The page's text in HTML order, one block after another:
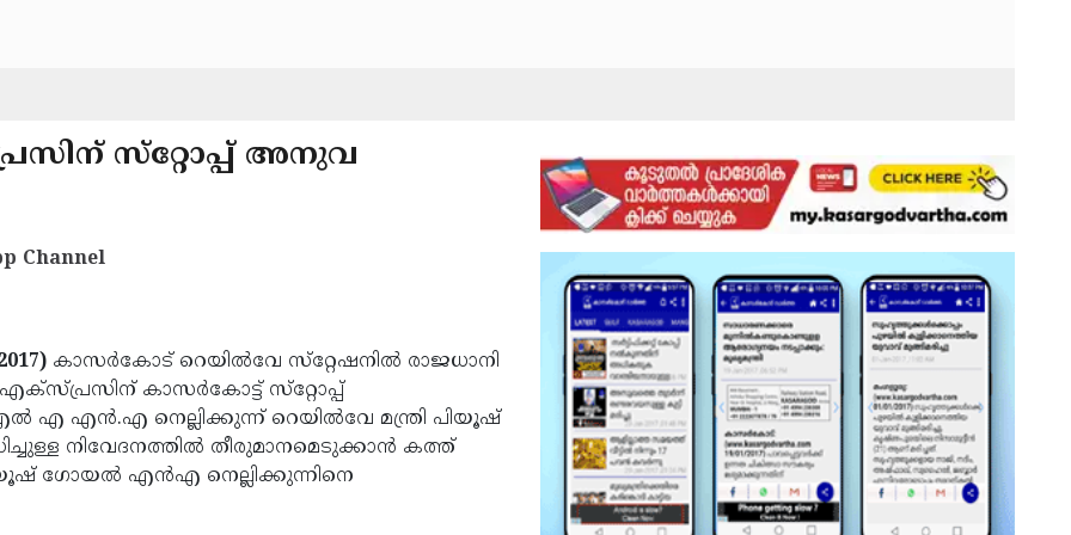
സ്‌റ്റോപ്പ് അനുവ
Channel
കാസര്‍കോട് റെയില്‍വേ സ്‌റ്റേഷനില്‍ രാജധാനി
എക്‌സ്പ്രസിന് കാസര്‍കോട്ട് സ്‌റ്റോപ്പ്
എ എന്‍.എ നെല്ലിക്കുന്ന് റെയില്‍വേ മന്ത്രി പിയൂഷ്
നിവേദനത്തില്‍ തീരുമാനമെടുക്കാന്‍ കത്ത്
ഗോയല്‍ എന്‍എ നെല്ലിക്കുന്നിനെ